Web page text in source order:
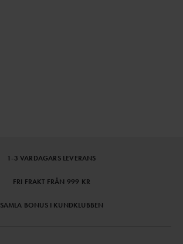
1-3 VARDAGARS LEVERANS
FRI FRAKT FRÅN 999 KR
SAMLA BONUS I KUNDKLUBBEN